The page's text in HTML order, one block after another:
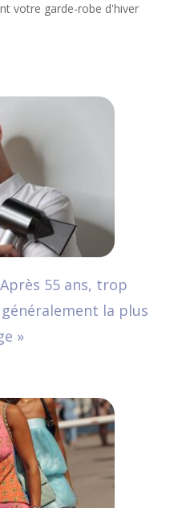
votre garde-robe d'hiver
55 ans, trop
la plus
»